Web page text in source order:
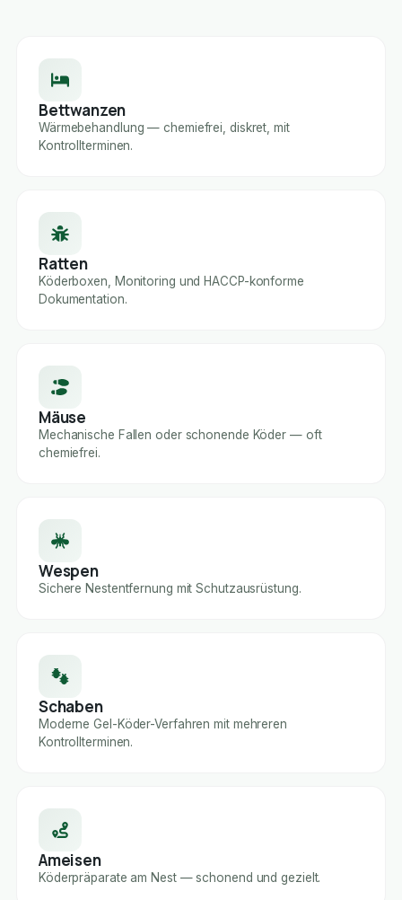
Bettwanzen
Wärmebehandlung — chemiefrei, diskret, mit
Kontrollterminen.
Ratten
Köderboxen, Monitoring und HACCP-konforme
Dokumentation.
Mäuse
Mechanische Fallen oder schonende Köder — oft
chemiefrei.
Wespen
Sichere Nestentfernung mit Schutzausrüstung.
Schaben
Moderne Gel-Köder-Verfahren mit mehreren
Kontrollterminen.
Ameisen
Köderpräparate am Nest — schonend und gezielt.